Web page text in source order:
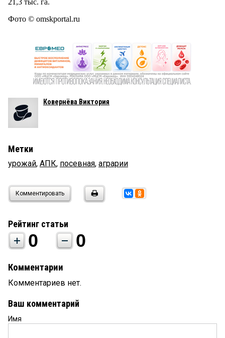
21,3 тыс. га.
Фото © omskportal.ru
Ковернёва Виктория
Метки
урожай, АПК, посевная, аграрии
Комментировать
Рейтинг статьи
0 0
Комментарии
Комментариев нет.
Ваш комментарий
Имя